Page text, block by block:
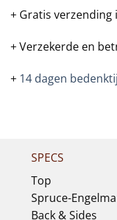
+ Gratis verzending
+ Verzekerde en
+ 14 dagen
SPECS
Top
Spruce-
Back & Sides